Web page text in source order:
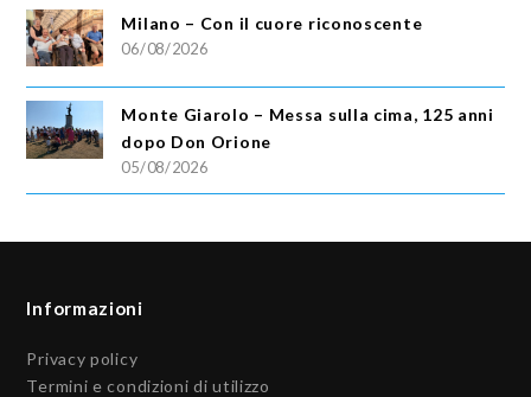
Milano – Con il cuore riconoscente
06/08/2026
Monte Giarolo – Messa sulla cima, 125 anni
dopo Don Orione
05/08/2026
Informazioni
Privacy policy
Termini e condizioni di utilizzo